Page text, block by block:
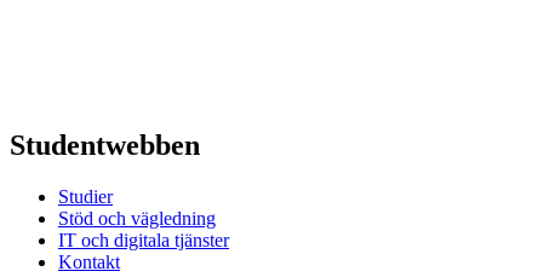
Studentwebben
Studier
Stöd och vägledning
IT och digitala tjänster
Kontakt